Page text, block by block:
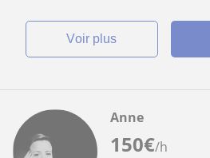
voir plus
150€/h
Anne